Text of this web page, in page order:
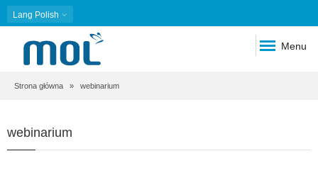
Lang Polish
Menu
Ścieżka
nawigacyjna
Strona główna webinarium
webinarium